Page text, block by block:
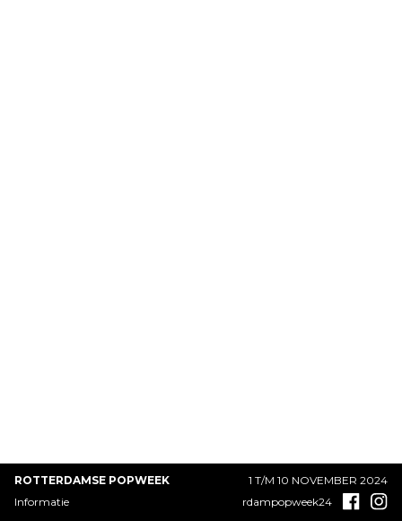
ROTTERDAMSE POPWEEK
1 T/M 10 NOVEMBER 2024
Informatie
rdampopweek24